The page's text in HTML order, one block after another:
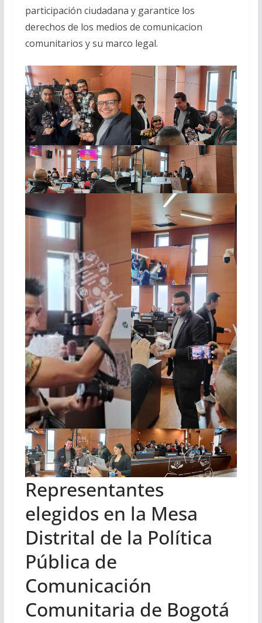
participación ciudadana y garantice los
derechos de los medios de comunicacion
comunitarios y su marco legal.
Representantes
elegidos en la Mesa
Distrital de la Política
Pública de
Comunicación
Comunitaria de Bogotá